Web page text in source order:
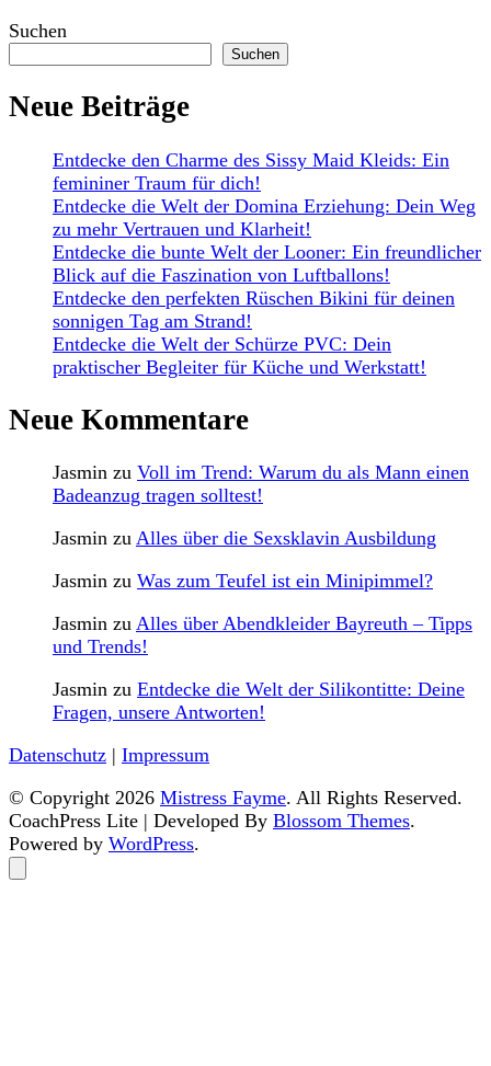
Suchen
Suchen
Neue Beiträge
Entdecke den Charme des Sissy Maid Kleids: Ein
femininer Traum für dich!
Entdecke die Welt der Domina Erziehung: Dein Weg
zu mehr Vertrauen und Klarheit!
Entdecke die bunte Welt der Looner: Ein freundlicher
Blick auf die Faszination von Luftballons!
Entdecke den perfekten Rüschen Bikini für deinen
sonnigen Tag am Strand!
Entdecke die Welt der Schürze PVC: Dein
praktischer Begleiter für Küche und Werkstatt!
Neue Kommentare
Jasmin zu Voll im Trend: Warum du als Mann einen
Badeanzug tragen solltest!
Jasmin zu Alles über die Sexsklavin Ausbildung
Jasmin zu Was zum Teufel ist ein Minipimmel?
Jasmin zu Alles über Abendkleider Bayreuth – Tipps
und Trends!
Jasmin zu Entdecke die Welt der Silikontitte: Deine
Fragen, unsere Antworten!
Datenschutz | Impressum
© Copyright 2026 Mistress Fayme. All Rights Reserved.
CoachPress Lite | Developed By Blossom Themes.
Powered by WordPress.